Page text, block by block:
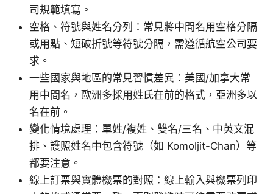
司規範填寫。
空格、符號與姓名分列：常見將中間名用空格分隔
或用點、短破折號等符號分隔，需遵循航空公司要
求。
一些國家與地區的常見習慣差異：美國/加拿大常
用中間名，歐洲多採用姓氏在前的格式，亞洲多以
名在前。
變化情境處理：單姓/複姓、雙名/三名、中英文混
排、護照姓名中包含符號（如 Komoljit-Chan）等
都要注意。
線上訂票與實體機票的對照：線上輸入與機票列印